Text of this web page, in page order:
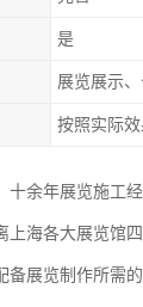
是
展览展示
按照实际效
十余年展览施工
海各大展览馆
展览制作所需